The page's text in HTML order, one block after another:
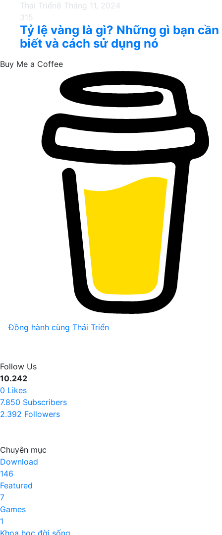
Thái Triển8 Tháng 11, 2024
315
Tỷ lệ vàng là gì? Những gì bạn cần
biết và cách sử dụng nó
Buy Me a Coffee
Đồng hành cùng Thái Triển
Follow Us
10.242
0 Likes
7.850 Subscribers
2.392 Followers
Chuyên mục
Download
146
Featured
7
Games
1